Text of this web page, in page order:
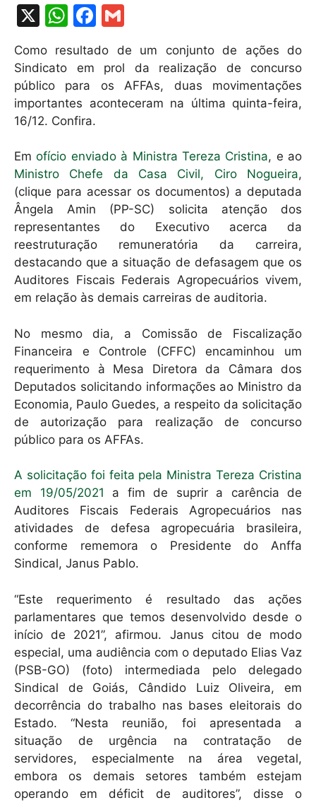
X
W
h
at
s
A
p
p
F
a
c
e
b
o
k
ai
l
Como resultado de um conjunto de ações do
Sindicato em prol da realização de concurso
público para os AFFAs, duas movimentações
importantes aconteceram na última quinta-feira,
16/12. Confira.
Emofício enviado à Ministra Tereza Cristina, e ao
Ministro Chefe da Casa Civil, Ciro Nogueira,
(clique para acessar os documentos) a deputada
Ângela Amin (PP-SC) solicita atenção dos
representantes do Executivo acerca da
reestruturação remuneratória da carreira,
destacando que a situação de defasagem que os
Auditores Fiscais Federais Agropecuários vivem,
em relação às demais carreiras de auditoria.
No mesmo dia, a Comissão de Fiscalização
Financeira e Controle (CFFC) encaminhou um
requerimento à Mesa Diretora da Câmara dos
Deputados solicitando informações ao Ministro da
Economia, Paulo Guedes, a respeito da solicitação
de autorização para realização de concurso
público para os AFFAs.
A solicitação foi feita pela Ministra Tereza Cristina
em 19/05/2021 a fim de suprir a carência de
Auditores Fiscais Federais Agropecuários nas
atividades de defesa agropecuária brasileira,
conforme rememora o Presidente do Anffa
Sindical, Janus Pablo.
“Este requerimento é resultado das ações
parlamentares que temos desenvolvido desde o
início de 2021”, afirmou. Janus citou de modo
especial, uma audiência com o deputado Elias Vaz
(PSB-GO) (foto) intermediada pelo delegado
Sindical de Goiás, Cândido Luiz Oliveira, em
decorrência do trabalho nas bases eleitorais do
Estado. “Nesta reunião, foi apresentada a
situação de urgência na contratação de
servidores, especialmente na área vegetal,
embora os demais setores também estejam
operando em déficit de auditores”, disse o